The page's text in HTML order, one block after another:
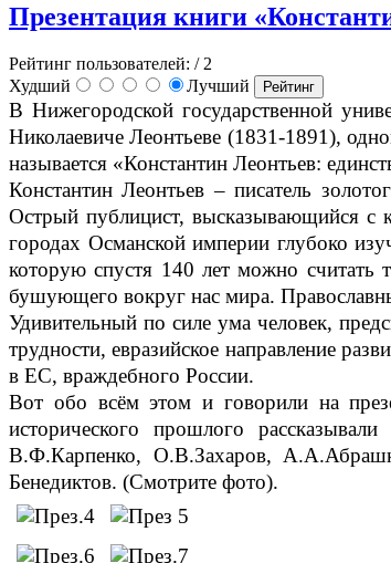
Презентация книги
Рейтинг пользователей: / 2
Худший
Лучший
В Нижегородской государственной
Николаевиче Леонтьеве (1831-1891),
называется «Константин Леонтьев:
Константин Леонтьев – писатель
Острый публицист, высказывающийся с
городах Османской империи глубоко
которую спустя 140 лет можно считать
бушующего вокруг нас мира.
Удивительный по силе ума человек,
трудности, евразийское направление
в ЕС, враждебного России.
Вот обо всём этом и говорили на
исторического прошлого
В.Ф.Карпенко, О.В.Захаров,
Бенедиктов. (Смотрите фото).